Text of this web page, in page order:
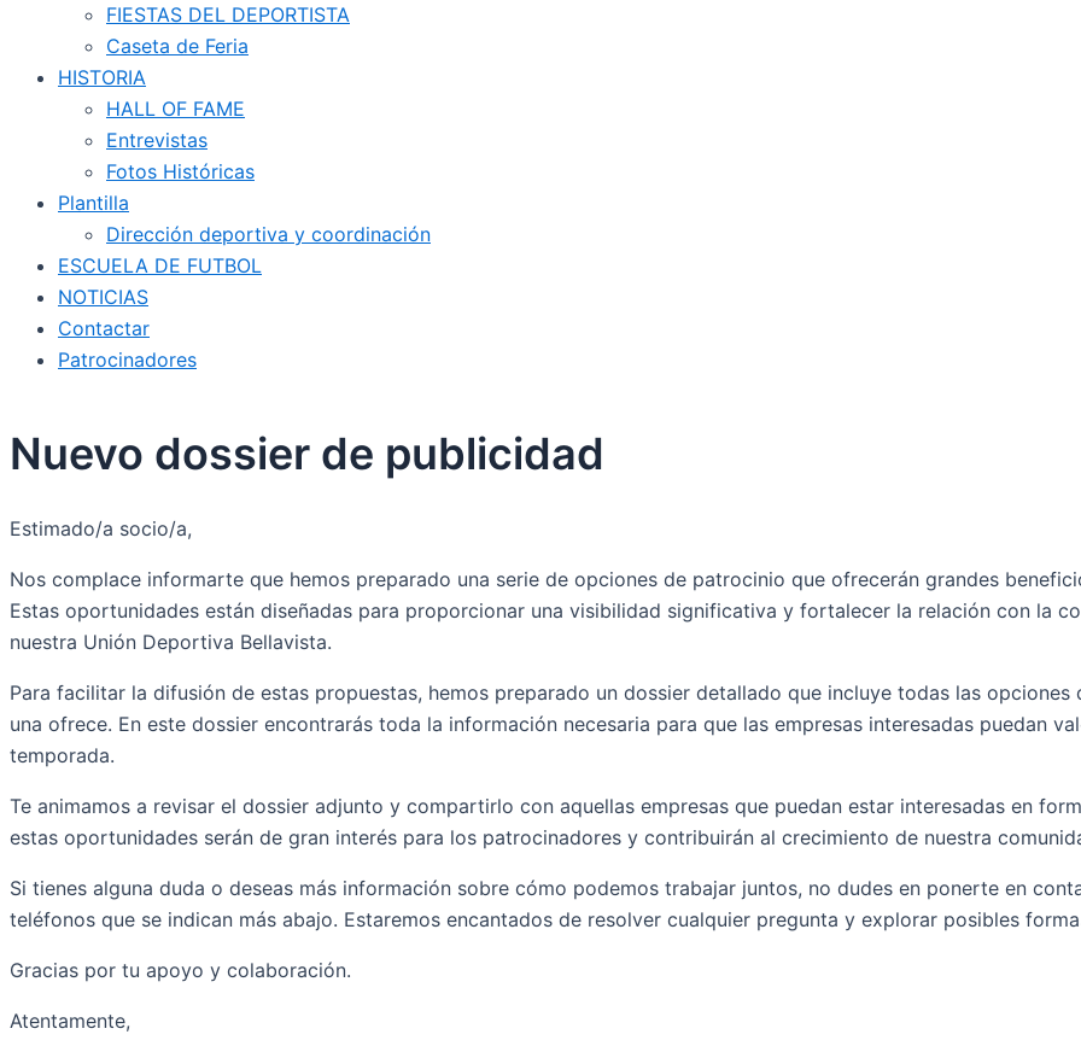
FIESTAS DEL DEPORTISTA
Caseta de Feria
HISTORIA
HALL OF FAME
Entrevistas
Fotos Históricas
Plantilla
Dirección deportiva y coordinación
ESCUELA DE FUTBOL
NOTICIAS
Contactar
Patrocinadores
Nuevo dossier de publicidad
Estimado/a socio/a,
Nos complace informarte que hemos preparado una serie de opciones de patrocinio que ofrecerán grandes
Estas oportunidades están diseñadas para proporcionar una visibilidad significativa y fortalecer la relación con la
nuestra Unión Deportiva Bellavista.
Para facilitar la difusión de estas propuestas, hemos preparado un dossier detallado que incluye todas las
una ofrece. En este dossier encontrarás toda la información necesaria para que las empresas interesadas puedan
temporada.
Te animamos a revisar el dossier adjunto y compartirlo con aquellas empresas que puedan estar interesadas en
estas oportunidades serán de gran interés para los patrocinadores y contribuirán al crecimiento de nuestra
Si tienes alguna duda o deseas más información sobre cómo podemos trabajar juntos, no dudes en ponerte en
teléfonos que se indican más abajo. Estaremos encantados de resolver cualquier pregunta y explorar posibles
Gracias por tu apoyo y colaboración.
Atentamente,